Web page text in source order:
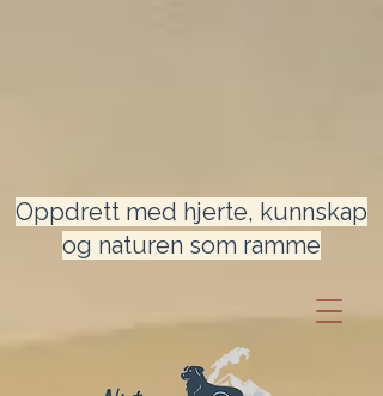
Oppdrett med hjerte, kunnskap
og naturen som ramme